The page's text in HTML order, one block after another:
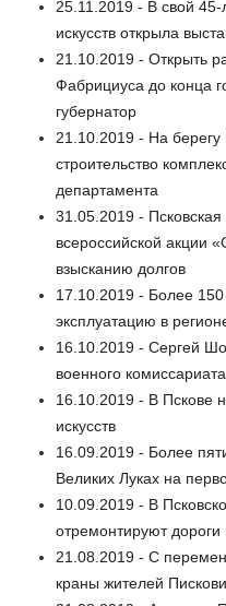
25.11.2019 - В свой
искусств открыла
21.10.2019 - Открыть
Фабрициуса до конца
губернатор
21.10.2019 - На берегу
строительство
департамента
31.05.2019 -
всероссийской акции
взысканию долгов
17.10.2019 - Более 150
эксплуатацию в
16.10.2019 - Сергей
военного
16.10.2019 - В Пскове
искусств
16.09.2019 - Более
Великих Луках на
10.09.2019 - В
отремонтируют
21.08.2019 - С
краны жителей